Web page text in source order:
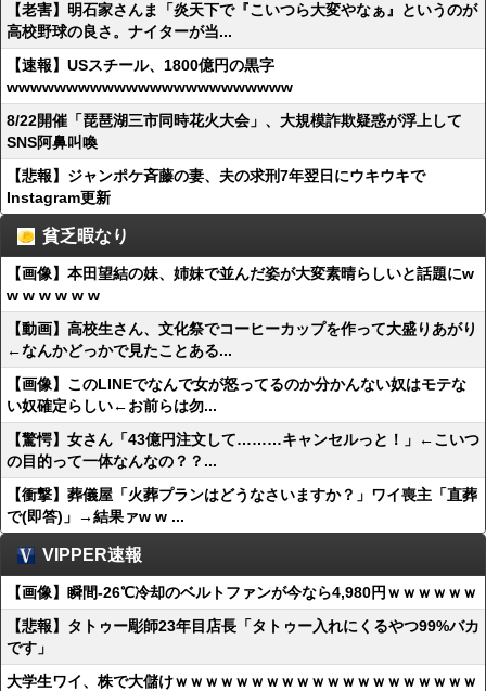
【老害】明石家さんま「炎天下で『こいつら大変やなぁ』というのが
高校野球の良さ。ナイターが当...
【速報】USスチール、1800億円の黒字
wwwwwwwwwwwwwwwwwwwwwwww
8/22開催「琵琶湖三市同時花火大会」、大規模詐欺疑惑が浮上して
SNS阿鼻叫喚
【悲報】ジャンポケ斉藤の妻、夫の求刑7年翌日にウキウキで
Instagram更新
貧乏暇なり
【画像】本田望結の妹、姉妹で並んだ姿が大変素晴らしいと話題にw
w w w w w w
【動画】高校生さん、文化祭でコーヒーカップを作って大盛りあがり
←なんかどっかで見たことある...
【画像】このLINEでなんで女が怒ってるのか分かんない奴はモテな
い奴確定らしい←お前らは勿...
【驚愕】女さん「43億円注文して………キャンセルっと！」←こいつ
の目的って一体なんなの？？...
【衝撃】葬儀屋「火葬プランはどうなさいますか？」ワイ喪主「直葬
で(即答)」→結果ァw w ...
VIPPER速報
【画像】瞬間-26℃冷却のベルトファンが今なら4,980円ｗｗｗｗｗｗ
【悲報】タトゥー彫師23年目店長「タトゥー入れにくるやつ99%バカ
です」
大学生ワイ、株で大儲けｗｗｗｗｗｗｗｗｗｗｗｗｗｗｗｗｗｗｗｗ